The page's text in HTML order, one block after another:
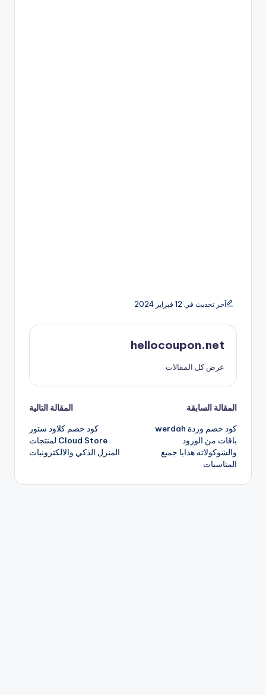
آخر تحديث في 12 فبراير 2024
hellocoupon.net
عرض كل المقالات
تصفّح
المقالات
المقالة السابقة
كود خصم وردة werdah
باقات من الورود
والشوكولاته هدايا جميع
المناسبات
المقالة التالية
كود خصم كلاود ستور
Cloud Store لمنتجات
المنزل الذكي والالكترونيات